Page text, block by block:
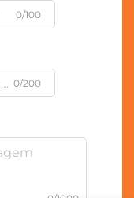
0/100
0/200